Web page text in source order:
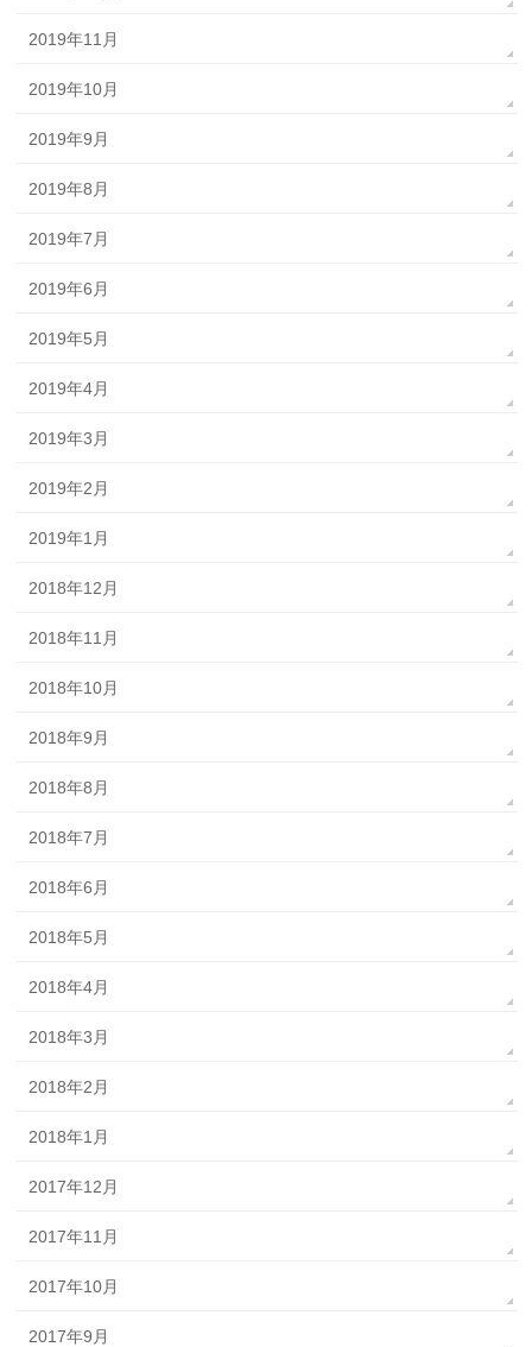
2019年11月
2019年10月
2019年9月
2019年8月
2019年7月
2019年6月
2019年5月
2019年4月
2019年3月
2019年2月
2019年1月
2018年12月
2018年11月
2018年10月
2018年9月
2018年8月
2018年7月
2018年6月
2018年5月
2018年4月
2018年3月
2018年2月
2018年1月
2017年12月
2017年11月
2017年10月
2017年9月